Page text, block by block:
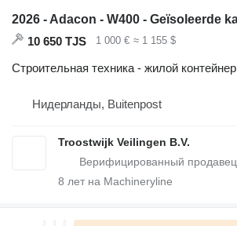
10 650 TJS 1 000 € ≈ 1 155 $
Строительная техника - жилой контейнер
Нидерланды, Buitenpost
Troostwijk Veilingen B.V.
8 лет на Machineryline